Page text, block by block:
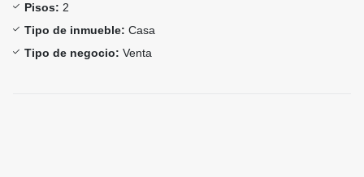
Pisos: 2
Tipo de inmueble: Casa
Tipo de negocio: Venta